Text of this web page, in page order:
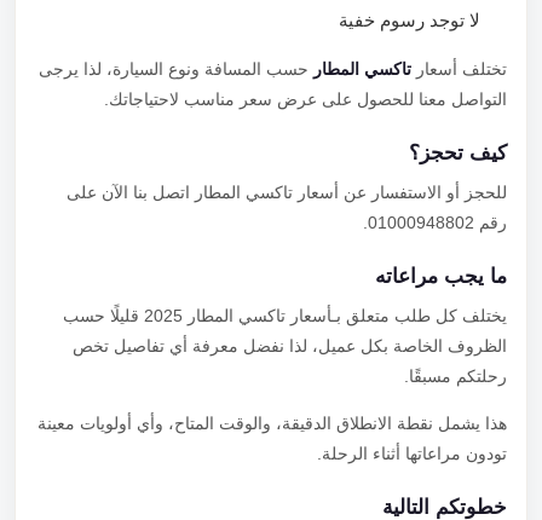
لا توجد رسوم خفية
تختلف أسعارتاكسي المطارحسب المسافة ونوع السيارة، لذا يرجى
التواصل معنا للحصول على عرض سعر مناسب لاحتياجاتك.
كيف تحجز؟
للحجز أو الاستفسار عن أسعار تاكسي المطار اتصل بنا الآن على
رقم 01000948802.
ما يجب مراعاته
يختلف كل طلب متعلق بـأسعار تاكسي المطار 2025 قليلًا حسب
الظروف الخاصة بكل عميل، لذا نفضل معرفة أي تفاصيل تخص
رحلتكم مسبقًا.
هذا يشمل نقطة الانطلاق الدقيقة، والوقت المتاح، وأي أولويات معينة
تودون مراعاتها أثناء الرحلة.
خطوتكم التالية